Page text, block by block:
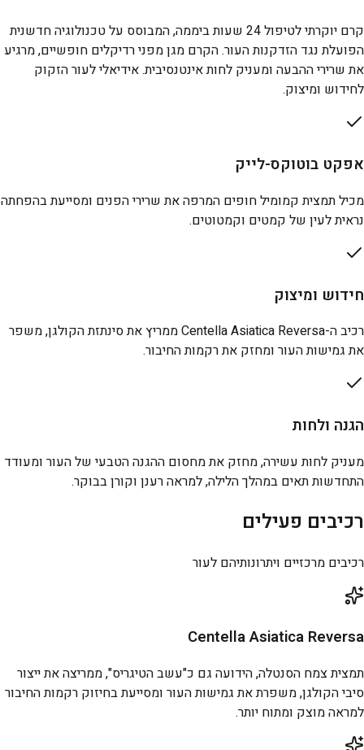
קרם יוקרתי לטיפול 24 שעות ביממה, המבוסס על טכנולוגיה חדשנית
הפועלת נגד הזדקנות העור. הקרם מגן מפני רדיקלים חופשיים, מרגיע
את שרירי ההבעה ומעניק לחות אינטנסיבית. אידיאלי לעור הזקוק
לחידוש ומיצוק.
אפקט בוטוקס-לייק
מכיל תמצית קמומיל חופים המרפה את שרירי הפנים ומסייעת בהפחתה
נראית לעין של קמטים וקמטוטים.
חידוש ומיצוק
רכיב ה-Centella Asiatica Reversa ממריץ את סינתזת הקולגן, משפר
את גמישות העור ומחזק את רקמות החיבור.
הגנה ולחות
מעניק לחות עשירה, מחזק את מחסום ההגנה הטבעי של העור ומעודד
התחדשות תאים במהלך הלילה, למראה רענן וקורן בבוקר.
רכיבים פעילים
רכיבים מרכזיים ויתרונותיהם לעור
Centella Asiatica Reversa
תמצית צמח הסנטלה, הידועה גם כ"עשב הטיגריס", ממריצה את ייצור
סיבי הקולגן, משפרת את גמישות העור ומסייעת בחיזוק רקמות החיבור
למראה מוצק ומתוח יותר.